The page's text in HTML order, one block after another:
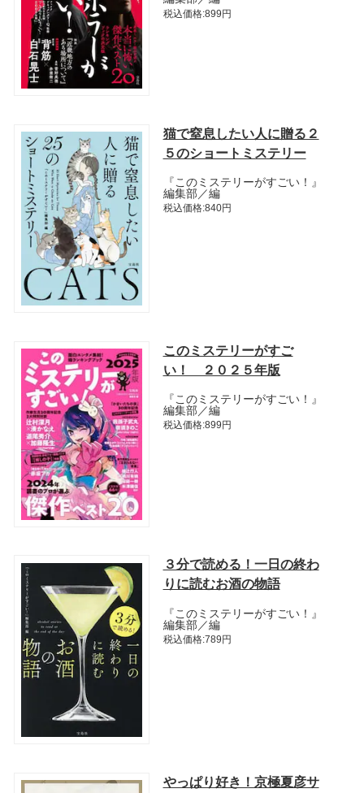
税込価格:899円
猫で窒息したい人に贈る２
５のショートミステリー
『このミステリーがすごい！』
編集部／編
税込価格:840円
このミステリーがすご
い！ ２０２５年版
『このミステリーがすごい！』
編集部／編
税込価格:899円
３分で読める！一日の終わ
りに読むお酒の物語
『このミステリーがすごい！』
編集部／編
税込価格:789円
やっぱり好き！京極夏彦サ